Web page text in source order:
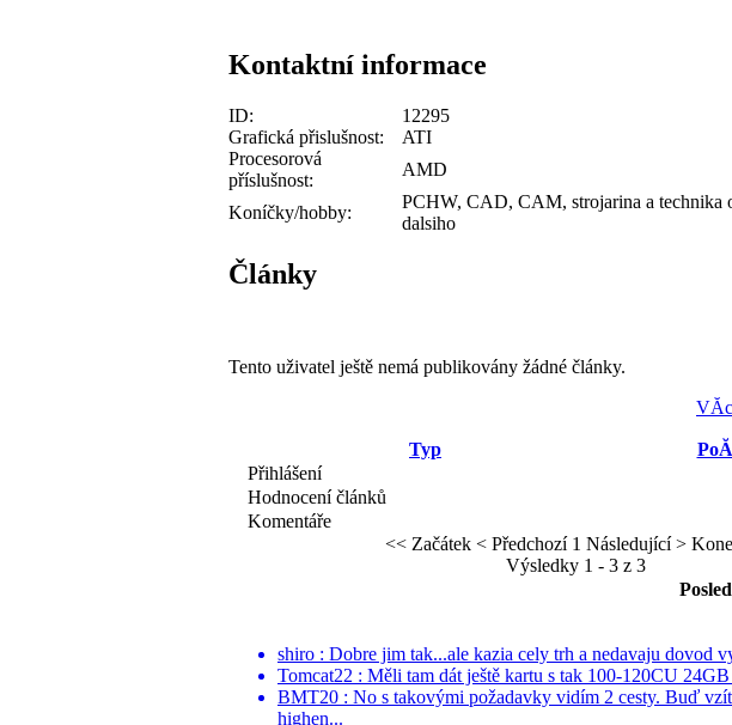
Kontaktní informace
ID:
12295
Grafická přislušnost:
ATI
Procesorová
příslušnost:
AMD
Koníčky/hobby:
PCHW, CAD, CAM, strojarina a technika
dalsiho
Články
Tento uživatel ještě nemá publikovány žádné články.
Typ
Přihlášení
Hodnocení článků
Komentáře
<< Začátek < Předchozí 1 Následující >
Výsledky 1 - 3 z 3
shiro : Dobre jim tak...ale kazia cely trh a nedavaju dovod
Tomcat22 : Měli tam dát ještě kartu s tak 100-120CU
BMT20 : No s takovými požadavky vidím 2 cesty. Buď vzít
highen...